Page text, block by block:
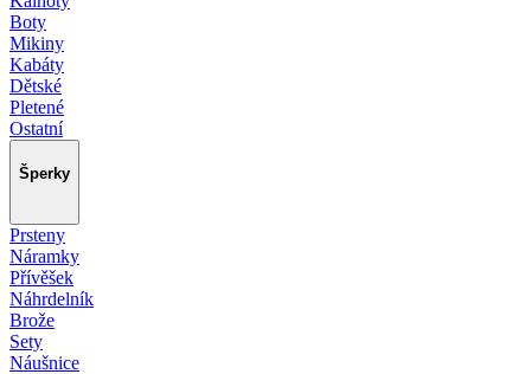
Boty
Mikiny
Kabáty
Dětské
Pletené
Ostatní
Šperky
Prsteny
Náramky
Přívěšek
Náhrdelník
Brože
Sety
Náušnice